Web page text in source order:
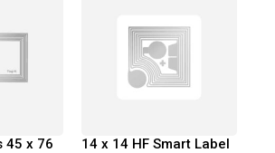
45 x 76
14 x 14 HF Smart Label